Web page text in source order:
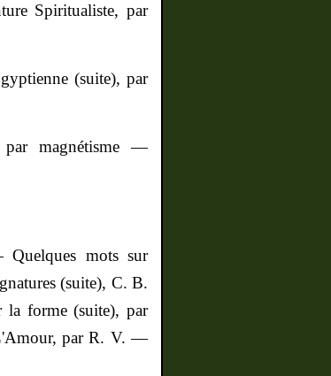
Spiritualiste, par
(suite), par
magnétisme —
mots sur
(suite), C. B.
forme (suite), par
par R. V. —